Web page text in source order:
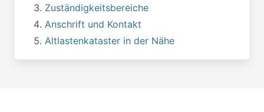
Zuständigkeitsbereiche
Anschrift und Kontakt
Altlastenkataster in der Nähe